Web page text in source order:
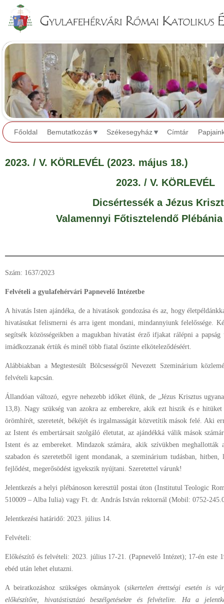
Főoldal Bemutatkozás Székesegyház Címtár
2023. / V. KÖRLEVÉL (2023. május 18.)
2023. / V. KÖRLEVÉL
Dicsértessék a Jézus
Valamennyi Főtisztelendő
Szám: 1637/2023
Felvételi a gyulafehérvári Papnevelő Intézetbe
A hivatás Isten ajándéka, de a hivatások gondozása és az, hogy
hivatásukat felismerni és arra igent mondani, mindannyiunk felelőssége.
segítsék közösségeikben a magukban hivatást érző ifjakat rálépni a
imádkozzanak értük és minél több fiatal őszinte elköteleződéséért.
Alábbiakban a Megtestesült Bölcsességről Nevezett Szeminárium
felvételi kapcsán.
Állandóan változó, egyre nehezebb időket élünk, de „Jézus Krisztus
13,8). Nagy szükség van azokra az emberekre, akik ezt hiszik és e
örömhírét, szeretetét, békéjét és irgalmasságát közvetítik mások felé. Aki
az Istent és embertársait szolgáló életutat, az ajándékká válik mások
Istent és az embereket. Mindazok számára, akik szívükben
szabadon és szeretetből igent mondanak, a szeminárium tudásban,
fejlődést, megerősödést igyekszik nyújtani. Szeretettel várunk!
Jelentkezés a helyi plébánoson keresztül postai úton (Institutul Teologic
510009 – Alba Iulia) vagy Ft. dr. András István rektornál (Mobil: 0752-
Jelentkezési határidő: 2023. július 14.
Felvételi:
Előkészítő és felvételi: 2023. július 17-21. (Papnevelő Intézet); 17-én este
ebéd után lehet elutazni.
A beiratkozáshoz szükséges okmányok (sikertelen érettségi esetén is
előkészítőre, hivatástisztázó beszélgetésekre és felvételire. Ha a